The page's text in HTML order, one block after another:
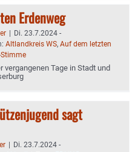
Erdenweg
| Di. 23.7.2024 -
Altlandkreis WS, Auf dem letzten
vergangenen Tage in Stadt und
sagt
| Di. 23.7.2024 -